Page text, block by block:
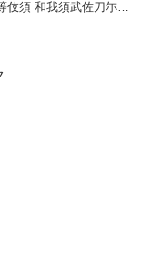
伎須 和我須武佐刀尓